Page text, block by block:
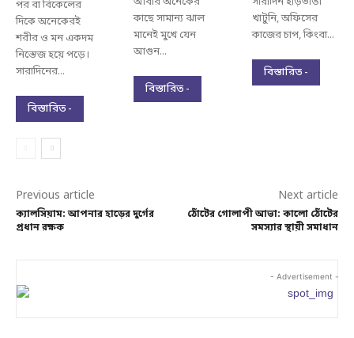
পর বা বিকেলের
দিকে অনেকেরই
শরীর ও মন একদম
নিস্তেজ হয়ে পড়ে।
সারাদিনের...
বিস্তারিত -
কাছে সামান্য ঝাল
মানেই মুখে যেন
আগুন...
বিস্তারিত -
খাটুনি, অফিসের
কাজের চাপ, কিংবা...
বিস্তারিত -
Previous article
ক্যালসিয়াম: আপনার হাড়ের দুর্গের
প্রধান রক্ষক
Next article
ঠোঁটের গোলাপী আভা: কালো ঠোঁটের
সমস্যার স্থায়ী সমাধান
- Advertisement -